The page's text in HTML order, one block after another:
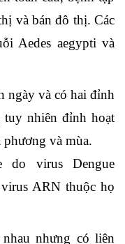
và bán đô thị. Các
Aedes aegypti và
ngày và có hai đỉnh
tuy nhiên đỉnh hoạt
và mùa.
do virus Dengue
ARN thuộc họ
nhưng có liên